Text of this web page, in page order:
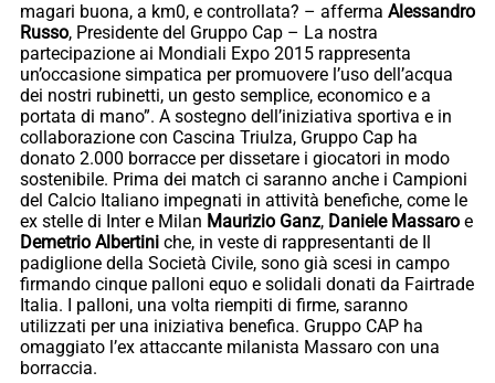
magari buona, a km0, e controllata? – afferma Alessandro
Russo, Presidente del Gruppo Cap – La nostra
partecipazione ai Mondiali Expo 2015 rappresenta
un’occasione simpatica per promuovere l’uso dell’acqua
dei nostri rubinetti, un gesto semplice, economico e a
portata di mano”. A sostegno dell’iniziativa sportiva e in
collaborazione con Cascina Triulza, Gruppo Cap ha
donato 2.000 borracce per dissetare i giocatori in modo
sostenibile. Prima dei match ci saranno anche i Campioni
del Calcio Italiano impegnati in attività benefiche, come le
ex stelle di Inter e Milan Maurizio Ganz, Daniele Massaro e
Demetrio Albertini che, in veste di rappresentanti de Il
padiglione della Società Civile, sono già scesi in campo
firmando cinque palloni equo e solidali donati da Fairtrade
Italia. I palloni, una volta riempiti di firme, saranno
utilizzati per una iniziativa benefica. Gruppo CAP ha
omaggiato l’ex attaccante milanista Massaro con una
borraccia.